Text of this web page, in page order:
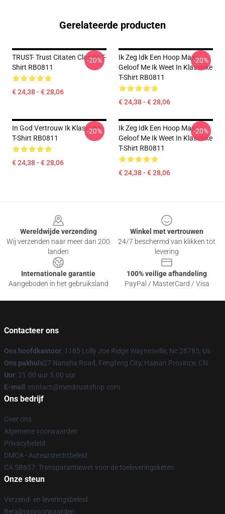
Gerelateerde producten
TRUST- Trust Citaten Classic T-
Shirt RB0811
€ 24,38 - € 28,06
-20%
Ik Zeg Idk Een Hoop Maar
Geloof Me Ik Weet In Klassieke
T-Shirt RB0811
€ 24,38 - € 28,06
-20%
In God Vertrouw Ik Klassieke
T-Shirt RB0811
€ 24,38 - € 28,06
-20%
Ik Zeg Idk Een Hoop Maar
Geloof Me Ik Weet In Klassieke
T-Shirt RB0811
€ 24,38 - € 28,06
-20%
Wereldwijde verzending
Wij verzenden naar meer dan 200
landen
Winkel met vertrouwen
24/7 beschermd van klikken tot
levering
Internationale garantie
Aangeboden in het gebruiksland
100% veilige afhandeling
PayPal / MasterCard / Visa
Contacteer ons
Ons hoofdkantoor: 1185 Lolly Joe Ridge Waynesville, Nc 28785, Us
Ons pakhuis27 Nansha Road, Fengfeng City, Hainan Province, CN
Uur: 21.00 uur 5.00 uur
E-mail : contact@menitrustshop.com
Ons bedrijf
Over ons
Algemene voorwaarden
Privacybeleid
DMCA - Auteursrechtbeleid
CA SB657: Transparantiewet voor de toeleveringsketen
Onze steun
Verzend- en leveringsbeleid
Betalingsvoorwaarden